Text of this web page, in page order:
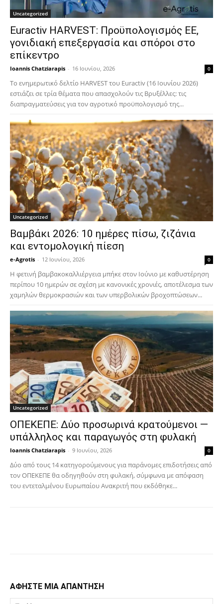
Uncategorized
Euractiv HARVEST: Προϋπολογισμός ΕΕ,
γονιδιακή επεξεργασία και σπόροι στο
επίκεντρο
Ioannis Chatziarapis - 16 Ιουνίου, 2026 0
Το ενημερωτικό δελτίο HARVEST του Euractiv (16 Ιουνίου 2026)
εστιάζει σε τρία θέματα που απασχολούν τις Βρυξέλλες: τις
διαπραγματεύσεις για τον αγροτικό προϋπολογισμό της...
Uncategorized
Βαμβάκι 2026: 10 ημέρες πίσω, ζιζάνια
και εντομολογική πίεση
e-Agrotis - 12 Ιουνίου, 2026 0
Η φετινή βαμβακοκαλλιέργεια μπήκε στον Ιούνιο με καθυστέρηση
περίπου 10 ημερών σε σχέση με κανονικές χρονιές, αποτέλεσμα των
χαμηλών θερμοκρασιών και των υπερβολικών βροχοπτώσεων...
Uncategorized
ΟΠΕΚΕΠΕ: Δύο προσωρινά κρατούμενοι —
υπάλληλος και παραγωγός στη φυλακή
Ioannis Chatziarapis - 9 Ιουνίου, 2026 0
Δύο από τους 14 κατηγορούμενους για παράνομες επιδοτήσεις από
τον ΟΠΕΚΕΠΕ θα οδηγηθούν στη φυλακή, σύμφωνα με απόφαση
του εντεταλμένου Ευρωπαίου Ανακριτή που εκδόθηκε...
ΑΦΗΣΤΕ ΜΙΑ ΑΠΑΝΤΗΣΗ